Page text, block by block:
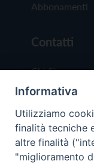
Abbonamenti
Contatti
Chi Siamo
Redazione
Scrivici
Informativa
Utilizziamo
finalità tecniche
altre finalità
"miglioramento